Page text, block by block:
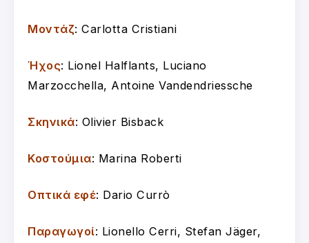
Μοντάζ: Carlotta Cristiani
Ήχος: Lionel Halflants, Luciano
Marzocchella, Antoine Vandendriessche
Σκηνικά: Olivier Bisback
Κοστούμια: Marina Roberti
Οπτικά εφέ: Dario Currò
Παραγωγοί: Lionello Cerri, Stefan Jäger,